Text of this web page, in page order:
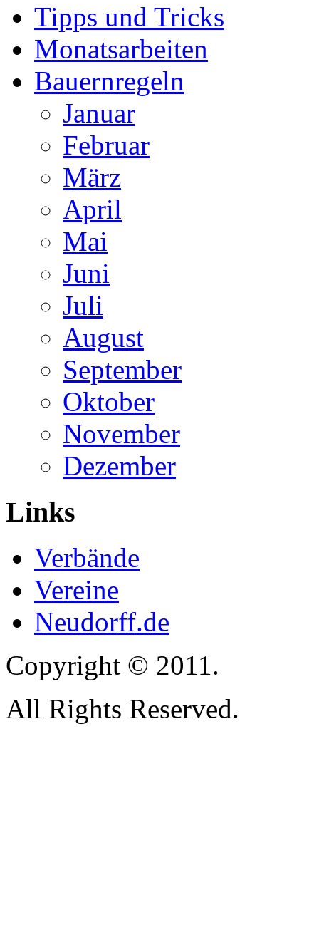
Tipps und Tricks
Monatsarbeiten
Bauernregeln
Januar
Februar
März
April
Mai
Juni
Juli
August
September
Oktober
November
Dezember
Links
Verbände
Vereine
Neudorff.de
Copyright © 2011.
All Rights Reserved.